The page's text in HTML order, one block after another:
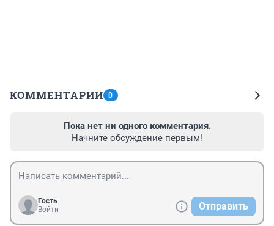
КОММЕНТАРИИ 0
Пока нет ни одного комментария.
Начните обсуждение первым!
Гость
Войти
Отправить